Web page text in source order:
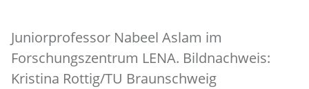
Juniorprofessor Nabeel Aslam im
Forschungszentrum LENA. Bildnachweis:
Kristina Rottig/TU Braunschweig